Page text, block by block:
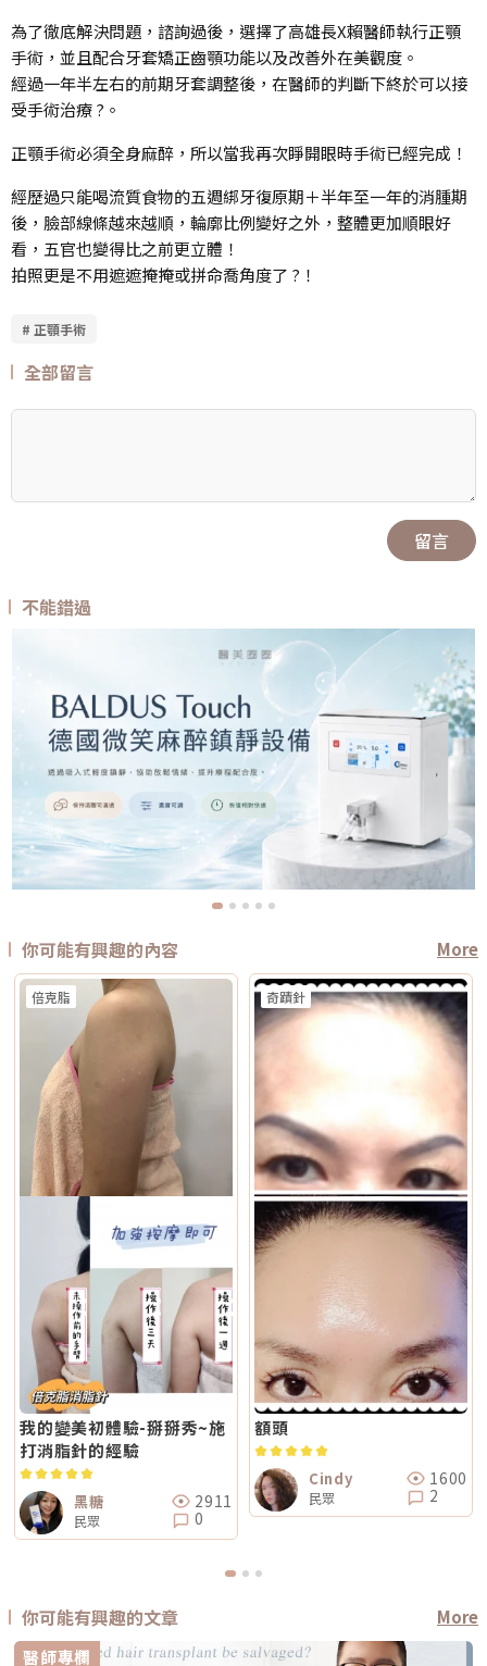
為了徹底解決問題，諮詢過後，選擇了高雄長X賴醫師執行正顎
手術，並且配合牙套矯正齒顎功能以及改善外在美觀度。
經過一年半左右的前期牙套調整後，在醫師的判斷下終於可以接
受手術治療 ?。
正顎手術必須全身麻醉，所以當我再次睜開眼時手術已經完成！
經歷過只能喝流質食物的五週綁牙復原期＋半年至一年的消腫期
後，臉部線條越來越順，輪廓比例變好之外，整體更加順眼好
看，五官也變得比之前更立體！
拍照更是不用遮遮掩掩或拼命喬角度了 ?！
# 正顎手術
全部留言
留言
不能錯過
你可能有興趣的內容 More
倍克脂
我的變美初體驗-掰掰秀~施
打消脂針的經驗
黑糖
民眾
2911
0
奇蹟針
額頭
Cindy
民眾
1600
2
你可能有興趣的文章
More
醫師專欄